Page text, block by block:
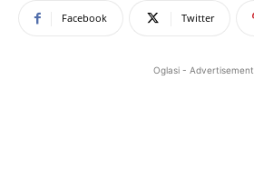
Facebook Twitter
Oglasi - Advertisement